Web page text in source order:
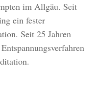
im Allgäu. Seit
ein fester
Seit 25 Jahren